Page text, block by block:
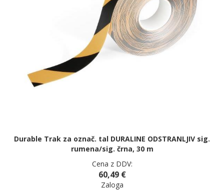
Durable Trak za označ. tal DURALINE ODSTRANLJIV sig.
rumena/sig. črna, 30 m
Cena z DDV:
60,49 €
Zaloga